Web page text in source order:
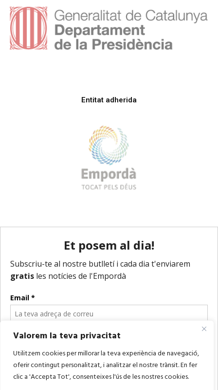
Valorem la teva privacitat
Utilitzem cookies per millorar la teva experiència de navegació,
oferir contingut personalitzat, i analitzar el nostre trànsit. En fer
clic a 'Accepta Tot', consenteixes l'ús de les nostres cookies.
Entitat adherida